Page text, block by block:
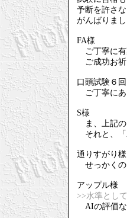
予断を許さ
がんばりまし
FA様
ご丁寧に有
ご成功お祈
口頭試験６
ご丁寧にあ
S様
ま、上記の
それと、「
通りすがり様
せっかくの
アップル様
>>水準とし
AIの評価な